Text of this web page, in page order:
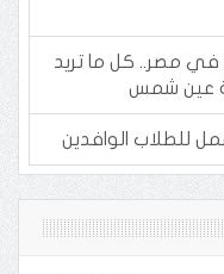
في مصر.. كل ما تريد
عين شمس
للطلاب الوافدين